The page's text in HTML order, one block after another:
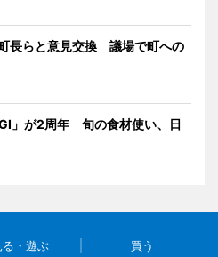
長らと意見交換 議場で町への
」が2周年 旬の食材使い、日
る・遊ぶ 買う